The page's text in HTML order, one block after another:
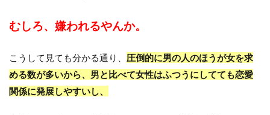
むしろ、嫌われるやんか。
こうして見ても分かる通り、 圧倒的に男の人のほうが女を求
める数が多いから、男と比べて女性はふつうにしてても恋愛
関係に発展しやすいし、